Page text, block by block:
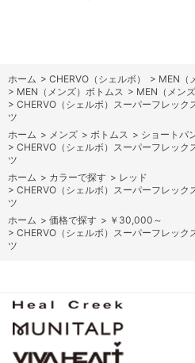
ホーム > CHERVO（シェルボ） > MEN（
> MEN（メンズ）ボトムス > MEN（メン
> CHERVO（シェルボ）スーパーフレック
ツ
ホーム > メンズ > ボトムス > ショートパ
> CHERVO（シェルボ）スーパーフレック
ツ
ホーム > カラーで探す > レッド
> CHERVO（シェルボ）スーパーフレック
ツ
ホーム > 価格で探す > ￥30,000～
> CHERVO（シェルボ）スーパーフレック
ツ